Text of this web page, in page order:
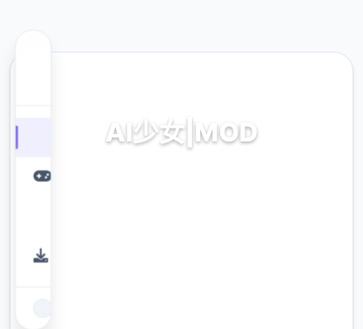
AI少女|MOD
modernisticernistic,modernisticernistic部署